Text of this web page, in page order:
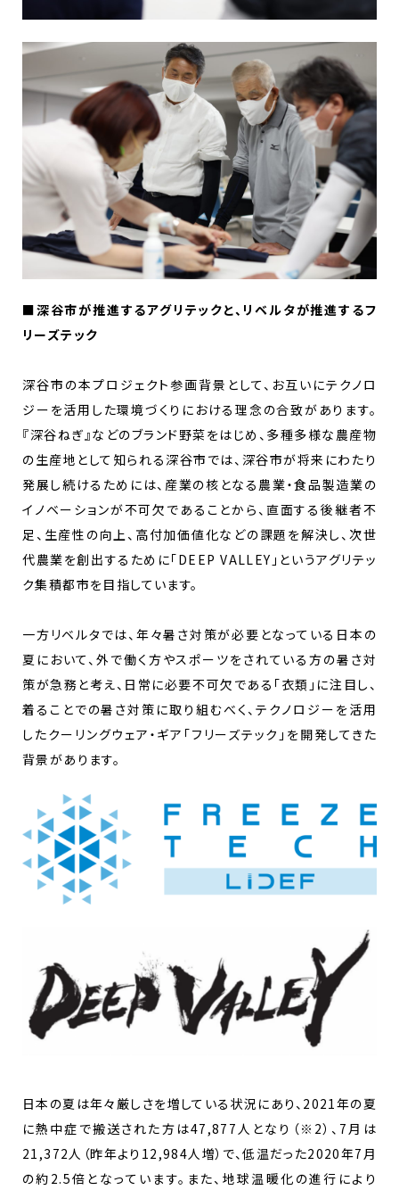
■深谷市が推進するアグリテックと、リベルタが推進するフ
リーズテック
深谷市の本プロジェクト参画背景として、お互いにテクノロ
ジーを活用した環境づくりにおける理念の合致があります。
『深谷ねぎ』などのブランド野菜をはじめ、多種多様な農産物
の生産地として知られる深谷市では、深谷市が将来にわたり
発展し続けるためには、産業の核となる農業・食品製造業の
イノベーションが不可欠であることから、直面する後継者不
足、生産性の向上、高付加価値化などの課題を解決し、次世
代農業を創出するために「DEEP VALLEY」というアグリテッ
ク集積都市を目指しています。
一方リベルタでは、年々暑さ対策が必要となっている日本の
夏において、外で働く方やスポーツをされている方の暑さ対
策が急務と考え、日常に必要不可欠である「衣類」に注目し、
着ることでの暑さ対策に取り組むべく、テクノロジーを活用
したクーリングウェア・ギア「フリーズテック」を開発してきた
背景があります。
日本の夏は年々厳しさを増している状況にあり、2021年の夏
に熱中症で搬送された方は47,877人となり（※2）、7月は
21,372人（昨年より12,984人増）で、低温だった2020年7月
の約2.5倍となっています。また、地球温暖化の進行により